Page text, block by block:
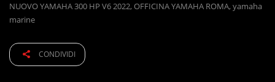
NUOVO YAMAHA 300 HP V6 2022,OFFICINA YAMAHA ROMA,yamaha
marine
CONDIVIDI